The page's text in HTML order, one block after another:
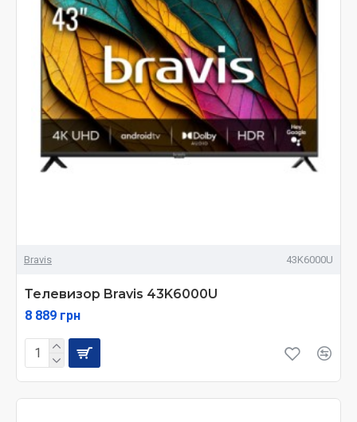
Bravis 43K6000U
Телевизор Bravis 43K6000U
8 889 грн